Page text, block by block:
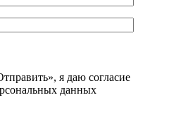
я даю согласие
данных